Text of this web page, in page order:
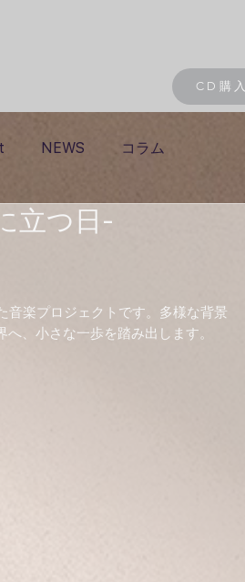
CD購入
NEWS コラム
立つ日-
音楽プロジェクトです。多様な背景
、小さな一歩を踏み出します。